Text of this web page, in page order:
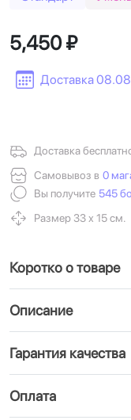
Доставка
5,450 ₽
Доставка
Самовывоз в 0
Вы получите 545
Размер 33 х 15 см.
Коротко о товаре
Описание
Гарантия качества
Оплата